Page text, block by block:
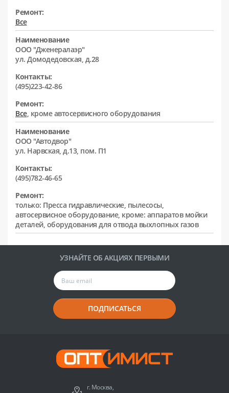
Ремонт:
Все
Наименование
ООО "Дженералаэр"
ул. Домодедовская, д.28
Контакты:
(495)223-42-86
Ремонт:
Все, кроме автосервисного оборудования
Наименование
ООО "Автодвор"
ул. Нарвская, д.13, пом. П1
Контакты:
(495)782-46-65
Ремонт:
только: Пресса гидравлические, пылесосы,
автосервисное оборудование, кроме: аппаратов мойки
деталей, оборудования для отвода выхлопных газов
УЗНАЙТЕ ОБ АКЦИЯХ ПЕРВЫМИ
ПОДПИСАТЬСЯ
г. Москва,